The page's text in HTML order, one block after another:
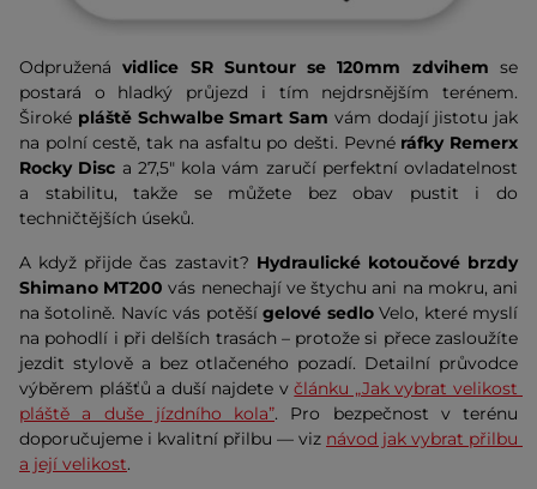
Odpružená vidlice SR Suntour se 120mm zdvihem se
postará o hladký průjezd i tím nejdrsnějším terénem.
Široké pláště Schwalbe Smart Sam vám dodají jistotu jak
na polní cestě, tak na asfaltu po dešti. Pevné ráfky Remerx
Rocky Disc a 27,5" kola vám zaručí perfektní ovladatelnost
a stabilitu, takže se můžete bez obav pustit i do
techničtějších úseků.
A když přijde čas zastavit? Hydraulické kotoučové brzdy
Shimano MT200vás nenechají ve štychu ani na mokru, ani
na šotolině. Navíc vás potěšígelové sedloVelo, které myslí
na pohodlí i při delších trasách – protože si přece zasloužíte
jezdit stylově a bez otlačeného pozadí. Detailní průvodce
výběrem plášťů a duší najdete v článku „Jak vybrat velikost
pláště a duše jízdního kola”. Pro bezpečnost v terénu
doporučujeme i kvalitní přilbu — viz návod jak vybrat přilbu
a její velikost.